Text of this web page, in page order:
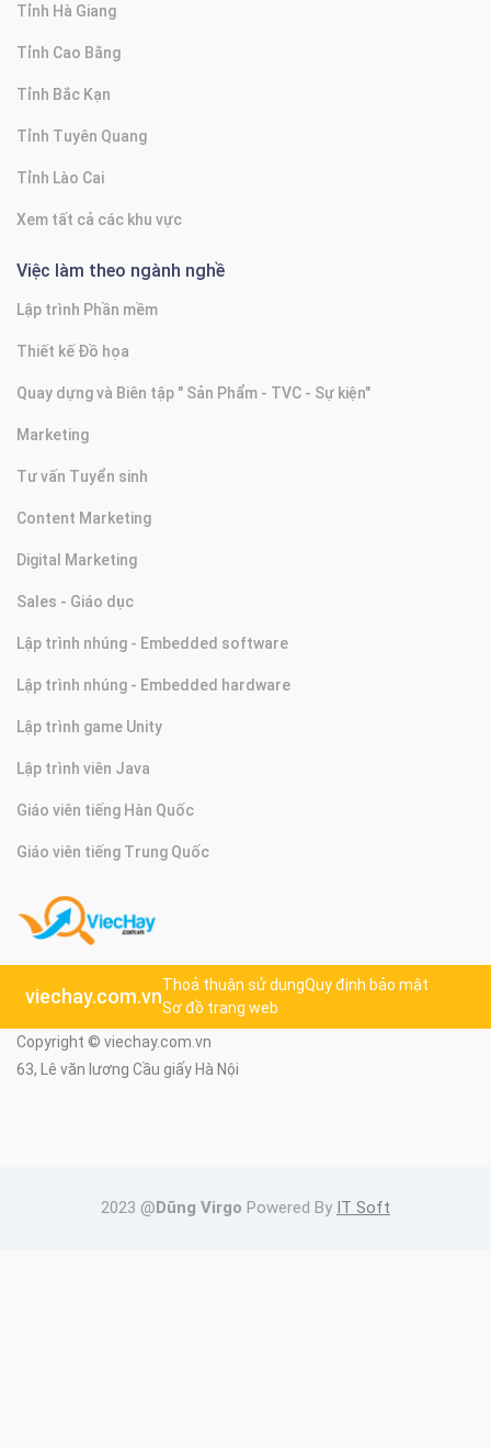
Tỉnh Hà Giang
Tỉnh Cao Bằng
Tỉnh Bắc Kạn
Tỉnh Tuyên Quang
Tỉnh Lào Cai
Xem tất cả các khu vực
Việc làm theo ngành nghề
Lập trình Phần mềm
Thiết kế Đồ họa
Quay dựng và Biên tập " Sản Phẩm - TVC - Sự kiện"
Marketing
Tư vấn Tuyển sinh
Content Marketing
Digital Marketing
Sales - Giáo dục
Lập trình nhúng - Embedded software
Lập trình nhúng - Embedded hardware
Lập trình game Unity
Lập trình viên Java
Giáo viên tiếng Hàn Quốc
Giáo viên tiếng Trung Quốc
viechay.com.vn
Thoả thuận sử dụngQuy định bảo mật
Sơ đồ trang web
Copyright © viechay.com.vn
63, Lê văn lương Cầu giấy Hà Nội
2023 @Dũng Virgo Powered By IT Soft